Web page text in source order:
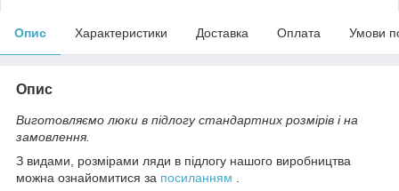
Опис Характеристики Доставка Оплата Умови
Опис
Виготовляємо люки в підлогу стандартних розмірів і на
замовлення.
З видами, розмірами ляди в підлогу нашого виробництва
можна ознайомитися за посиланням